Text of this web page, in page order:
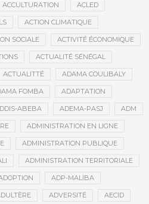
ACCULTURATION ACLED
ACTION CLIMATIQUE
SOCIALE ACTIVITÉ ÉCONOMIQUE
ACTUALITÉ SÉNÉGAL
ACTUALITTÉ ADAMA COULIBALY
FOMBA ADAPTATION
ABEBA ADEMA-PASJ ADM
ADMINISTRATION EN LIGNE
ADMINISTRATION PUBLIQUE
ADMINISTRATION TERRITORIALE
ADP-MALIBA
ADVERSITÉ AECID